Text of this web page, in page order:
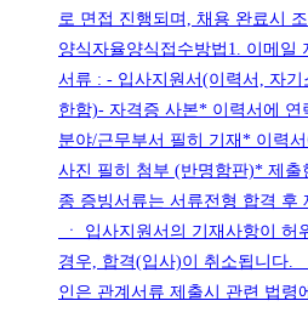
로 면접 진행되며, 채용 완료시
양식자율양식접수방법1. 이메일
서류 : - 입사지원서(이력서, 자기
한함)- 자격증 사본* 이력서에 연
분야/근무부서 필히 기재* 이력
사진 필히 첨부 (반명함판)* 제
종 증빙서류는 서류전형 합
ㆍ 입사지원서의 기재사항이 허
경우, 합격(입사)이 취소됩니
인은 관계서류 제출시 관련 법